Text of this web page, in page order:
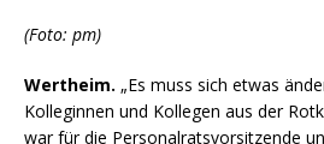
(Foto: pm)
Wertheim. „Es muss sich etwas
Kolleginnen und Kollegen aus der
war für die Personalratsvorsitzende